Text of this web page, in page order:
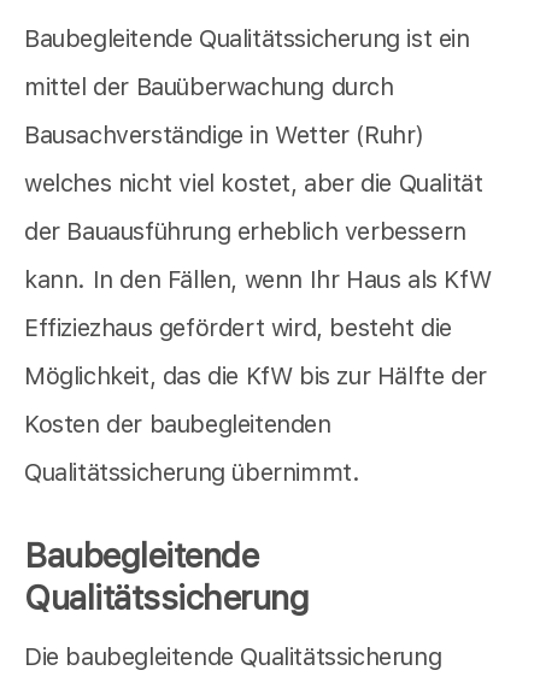
Baubegleitende Qualitätssicherung ist ein
mittel der Bauüberwachung durch
Bausachverständige in Wetter (Ruhr)
welches nicht viel kostet, aber die Qualität
der Bauausführung erheblich verbessern
kann. In den Fällen, wenn Ihr Haus als KfW
Effiziezhaus gefördert wird, besteht die
Möglichkeit, das die KfW bis zur Hälfte der
Kosten der baubegleitenden
Qualitätssicherung übernimmt.
Baubegleitende
Qualitätssicherung
Die baubegleitende Qualitätssicherung